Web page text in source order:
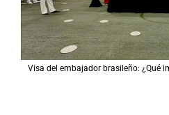
Visa del embajador brasileño: ¿Qué